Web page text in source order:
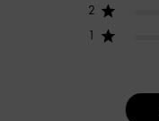
2
1